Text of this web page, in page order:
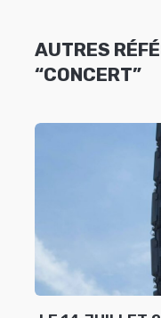
AUTRES
“CONCERT”